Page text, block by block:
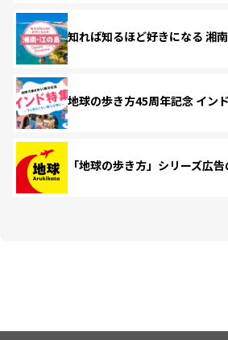
知れば知るほど好きになる 湘
地球の歩き方45周年記念 イン
「地球の歩き方」シリーズ広